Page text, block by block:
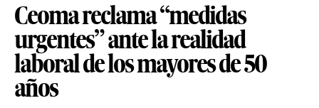
Ceoma reclama “medidas
urgentes” ante la realidad
laboral de los mayores de 50
años